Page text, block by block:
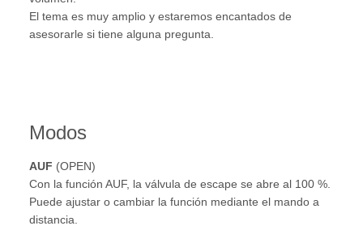
El tema es muy amplio y estaremos encantados de
asesorarle si tiene alguna pregunta.
Modos
AUF (OPEN)
Con la función AUF, la válvula de escape se abre al 100 %.
Puede ajustar o cambiar la función mediante el mando a
distancia.